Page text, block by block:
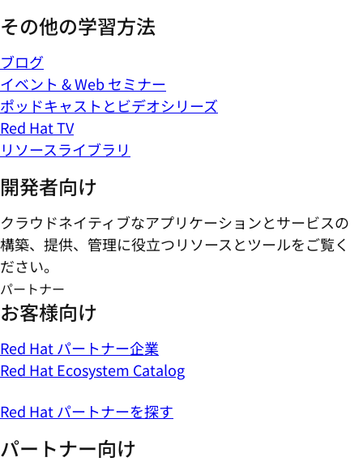
その他の学習方法
ブログ
イベント & Web セミナー
ポッドキャストとビデオシリーズ
Red Hat TV
リソースライブラリ
開発者向け
クラウドネイティブなアプリケーションとサービスの
構築、提供、管理に役立つリソースとツールをご覧く
ださい。
パートナー
お客様向け
Red Hat パートナー企業
Red Hat Ecosystem Catalog
Red Hat パートナーを探す
パートナー向け